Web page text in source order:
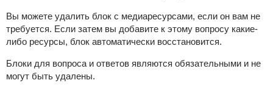
Вы можете удалить блок с медиаресурсами, если он вам не
требуется. Если затем вы добавите к этому вопросу какие-
либо ресурсы, блок автоматически восстановится.
Блоки для вопроса и ответов являются обязательными и не
могут быть удалены.